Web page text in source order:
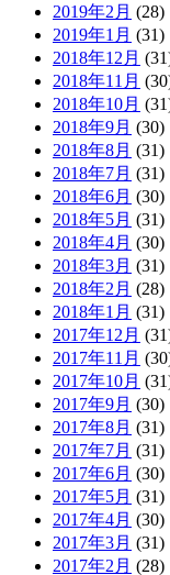
2019年2月 (28)
2019年1月 (31)
2018年12月
2018年11月
2018年10月
2018年9月 (30)
2018年8月 (31)
2018年7月 (31)
2018年6月 (30)
2018年5月 (31)
2018年4月 (30)
2018年3月 (31)
2018年2月 (28)
2018年1月 (31)
2017年12月
2017年11月
2017年10月
2017年9月 (30)
2017年8月 (31)
2017年7月 (31)
2017年6月 (30)
2017年5月 (31)
2017年4月 (30)
2017年3月 (31)
2017年2月 (28)